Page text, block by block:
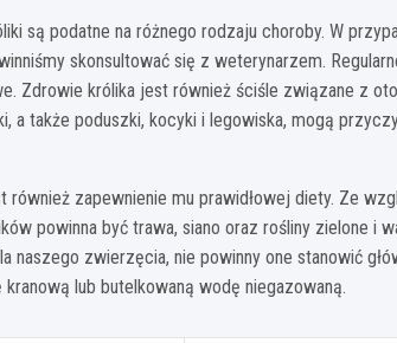
są podatne na różnego rodzaju choroby. W
skonsultować się z weterynarzem.
Zdrowie królika jest również ściśle związane z
a także poduszki, kocyki i legowiska, mogą
zapewnienie mu prawidłowej diety. Ze
powinna być trawa, siano oraz rośliny zielone i
naszego zwierzęcia, nie powinny one stanowić
lub butelkowaną wodę niegazowaną.